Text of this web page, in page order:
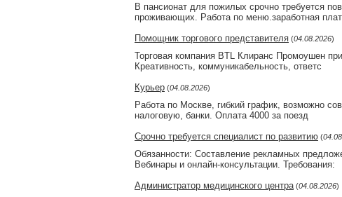
В пансионат для пожилых срочно требуется
проживающих. Работа по меню.заработная
Помощник торгового представителя (04.08.2026)
Торговая компания BTL Клиранс Промоушен
Креативность, коммуникабельность, ответс
Курьер (04.08.2026)
Работа по Москве, гибкий график, возможно
налоговую, банки. Оплата 4000 за поезд
Срочно требуется специалист по развитию (
Обязанности: Составление рекламных
Вебинары и онлайн-консультации. Требования:
Администратор медицинского центра (04.08.2026)